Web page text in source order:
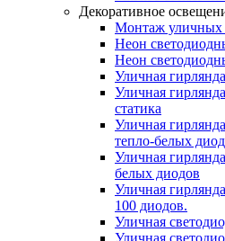
Декоративное
Монтаж уличных
Неон
Неон
Уличная
Уличная
статика
Уличная
тепло-белых
Уличная
белых диодов
Уличная
100 диодов.
Уличная
Уличная